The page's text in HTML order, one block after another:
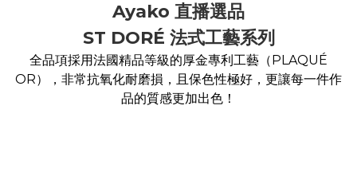
Ayako 直播選品
ST DORÉ 法式工藝系列
全品項採用法國精品等級的厚金專利工藝（PLAQUÉ
OR），非常抗氧化耐磨損，且保色性極好，更讓每一件作
品的質感更加出色！